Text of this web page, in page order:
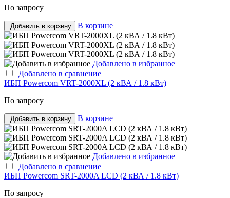
По запросу
Добавить в корзину В корзине
Добавлено в избранное
Добавлено в сравнение
ИБП Powercom VRT-2000XL (2 кВА / 1.8 кВт)
По запросу
Добавить в корзину В корзине
Добавлено в избранное
Добавлено в сравнение
ИБП Powercom SRT-2000A LCD (2 кВА / 1.8 кВт)
По запросу